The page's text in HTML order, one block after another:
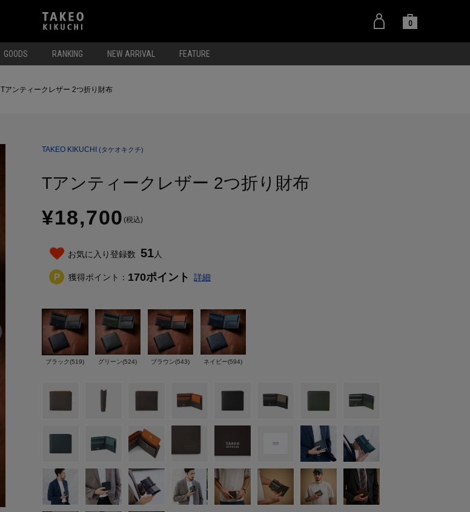
0
GOODS RANKING NEW ARRIVAL FEATURE
Tアンティークレザー 2つ折り財布
TAKEO KIKUCHI (タケオキクチ)
Tアンティークレザー 2つ折り財布
¥18,700 (税込)
お気に入り登録数 51人
獲得ポイント： 170ポイント 詳細
ブラック(519) グリーン(524) ブラウン(543) ネイビー(594)